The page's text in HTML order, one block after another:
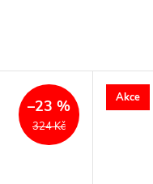
324 Kč
–23 % Akce